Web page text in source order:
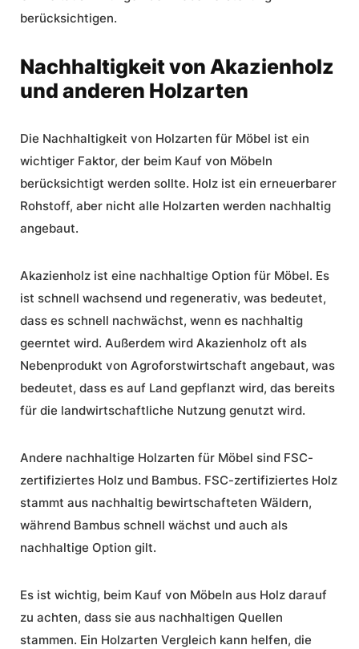
berücksichtigen.
Nachhaltigkeit von Akazienholz
und anderen Holzarten
Die Nachhaltigkeit von Holzarten für Möbel ist ein
wichtiger Faktor, der beim Kauf von Möbeln
berücksichtigt werden sollte. Holz ist ein erneuerbarer
Rohstoff, aber nicht alle Holzarten werden nachhaltig
angebaut.
Akazienholz ist eine nachhaltige Option für Möbel. Es
ist schnell wachsend und regenerativ, was bedeutet,
dass es schnell nachwächst, wenn es nachhaltig
geerntet wird. Außerdem wird Akazienholz oft als
Nebenprodukt von Agroforstwirtschaft angebaut, was
bedeutet, dass es auf Land gepflanzt wird, das bereits
für die landwirtschaftliche Nutzung genutzt wird.
Andere nachhaltige Holzarten für Möbel sind FSC-
zertifiziertes Holz und Bambus. FSC-zertifiziertes Holz
stammt aus nachhaltig bewirtschafteten Wäldern,
während Bambus schnell wächst und auch als
nachhaltige Option gilt.
Es ist wichtig, beim Kauf von Möbeln aus Holz darauf
zu achten, dass sie aus nachhaltigen Quellen
stammen. Ein Holzarten Vergleich kann helfen, die